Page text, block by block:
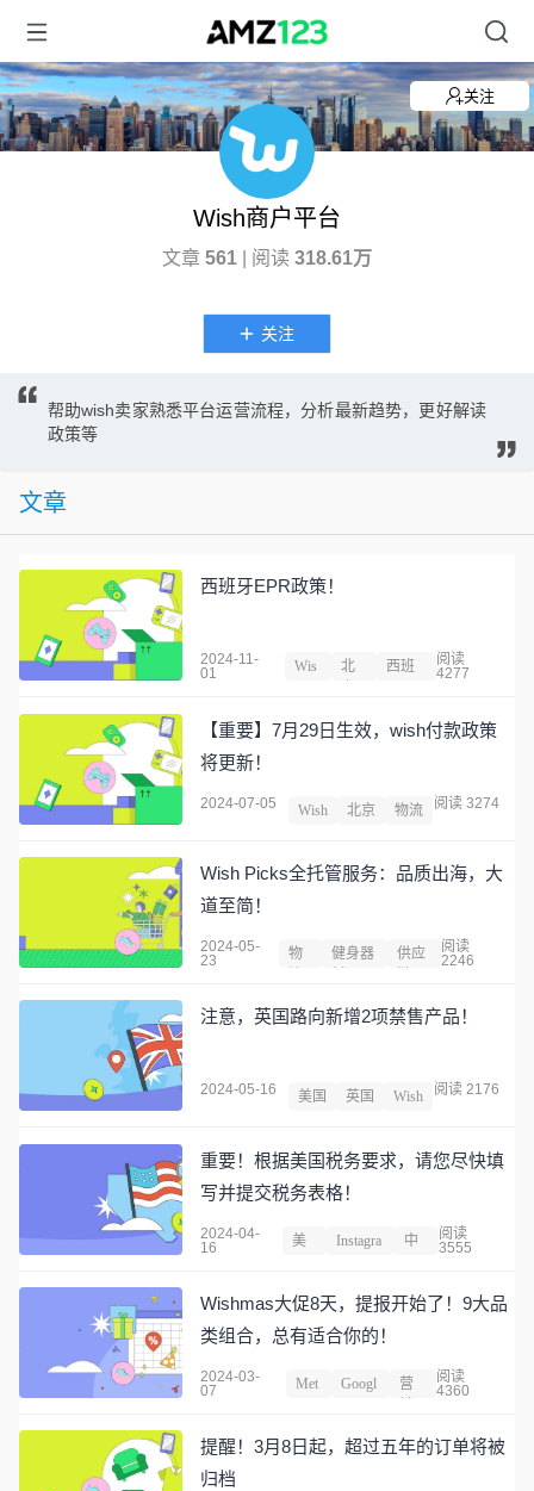
关注
Wish商户平台
文章 561 | 阅读 318.61万
关注
帮助wish卖家熟悉平台运营流程，分析最新趋势，更好解读
政策等
文章
西班牙EPR政策！
2024-11-
01
Wis
北
西班
阅读
4277
【重要】7月29日生效，wish付款政策
将更新！
2024-07-05 Wish 北京 物流 阅读 3274
Wish Picks全托管服务：品质出海，大
道至简！
2024-05-
23
物
健身器
供应
阅读
2246
注意，英国路向新增2项禁售产品！
2024-05-16 美国 英国 Wish 阅读 2176
重要！根据美国税务要求，请您尽快填
写并提交税务表格！
2024-04-
16
美
Instagra
中
阅读
3555
Wishmas大促8天，提报开始了！9大品
类组合，总有适合你的！
2024-03-
07
Met
Googl
营
阅读
4360
提醒！3月8日起，超过五年的订单将被
归档